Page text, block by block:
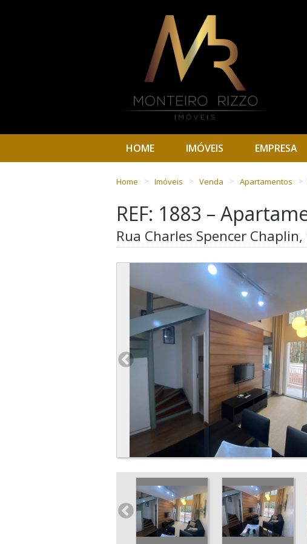
HOME IMÓVEIS EMPRESA
Home Imóveis Venda Apartamentos
REF: 1883 –
Rua Charles Spencer